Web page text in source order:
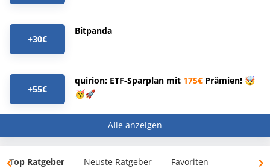
+30€
Bitpanda
+55€
quirion: ETF-Sparplan mit 175€ Prämien! 🤯
🥳🚀
Alle anzeigen
Top Ratgeber Neuste Ratgeber Favoriten